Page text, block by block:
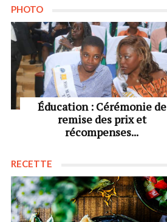
PHOTO
Éducation : Cérémonie de
remise des prix et
récompenses...
RECETTE